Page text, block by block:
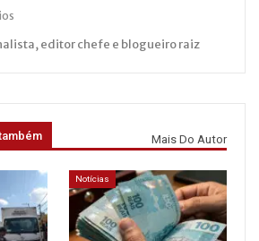
editor chefe e blogueiro raiz
Mais Do Autor
Notícias